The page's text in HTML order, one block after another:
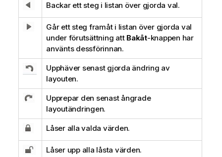
Backar ett steg i listan över gjorda val.
Går ett steg framåt i listan över gjorda val
under förutsättning att Bakåt-knappen har
använts dessförinnan.
Upphäver senast gjorda ändring av
layouten.
Upprepar den senast ångrade
layoutändringen.
Låser alla valda värden.
Låser upp alla låsta värden.